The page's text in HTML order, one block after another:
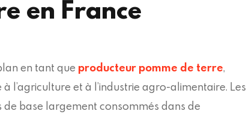
en France
en tant que producteur pomme de terre,
l’agriculture et à l’industrie agro-alimentaire. Les
base largement consommés dans de